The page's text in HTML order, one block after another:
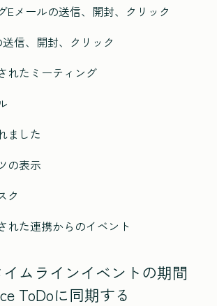
Eメールの送信、開封、クリック
信、開封、クリック
れたミーティング
ました
の表示
ク
れた連携からのイベント
ムラインイベントの期間
ToDoに同期する